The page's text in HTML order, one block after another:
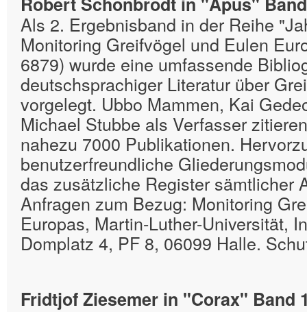
Als 2. Ergebnisband in der Reihe
Monitoring Greifvögel und Eulen
6879) wurde eine umfassende
deutschsprachiger Literatur über
vorgelegt. Ubbo Mammen, Kai
Michael Stubbe als Verfasser
nahezu 7000 Publikationen.
benutzerfreundliche
das zusätzliche Register sämtlicher
Anfragen zum Bezug: Monitoring
Europas, Martin-Luther-Universität,
Domplatz 4, PF 8, 06099 Halle.
Fridtjof Ziesemer in "Corax" Band